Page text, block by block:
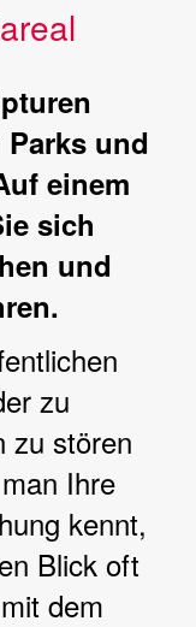
und
einem
sich
und
zu
zu stören
Ihre
kennt,
Blick oft
dem